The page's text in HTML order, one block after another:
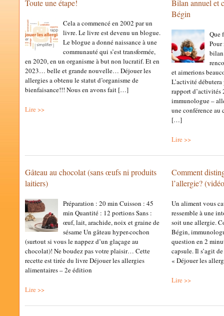
Toute une étape!
Cela a commencé en 2002 par un
livre. Le livre est devenu un blogue.
Le blogue a donné naissance à une
communauté qui s’est transformée,
en 2020, en un organisme à but non lucratif. Et en
2023… belle et grande nouvelle… Déjouer les
allergies a obtenu le statut d’organisme de
bienfaisance!!! Nous en avons fait […]
Lire >>
Bilan annuel et
Bégin
Que
Pour
bilan
et aimerions
L’activité
rapport
immunologue –
une conférence au
[…]
Lire >>
Gâteau au chocolat (sans œufs ni produits
laitiers)
Préparation : 20 min Cuisson : 45
min Quantité : 12 portions Sans :
œuf, lait, arachide, noix et graine de
sésame Un gâteau hyper-cochon
(surtout si vous le nappez d’un glaçage au
chocolat)! Ne boudez pas votre plaisir… Cette
recette est tirée du livre Déjouer les allergies
alimentaires – 2e édition
Lire >>
Comment
l’allergie?
Un aliment vous
ressemble à une
soit une allergie.
Bégin,
question en 2
capsule. Il s’agit
« Déjouer les
Lire >>